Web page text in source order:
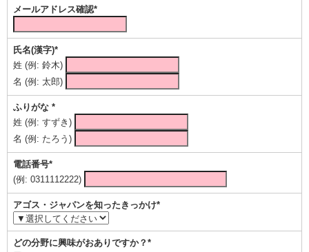
メールアドレス確認*
氏名(漢字)*
姓 (例: 鈴木)
名 (例: 太郎)
ふりがな *
姓 (例: すずき)
名 (例: たろう)
電話番号*
(例: 0311112222)
アゴス・ジャパンを知ったきっかけ*
どの分野に興味がおありですか？*